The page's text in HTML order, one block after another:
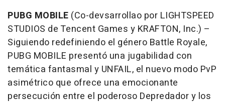
PUBG MOBILE (Co-devsarrollao por LIGHTSPEED
STUDIOS de Tencent Games y KRAFTON, Inc.) –
Siguiendo redefiniendo el género Battle Royale,
PUBG MOBILE presentó una jugabilidad con
temática fantasmal y UNFAIL, el nuevo modo PvP
asimétrico que ofrece una emocionante
persecución entre el poderoso Depredador y los